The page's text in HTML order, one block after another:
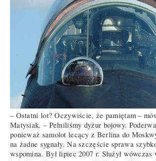
– Ostatni lot? Oczywiście, że pamiętam –
Matysiak. – Pełniliśmy dyżur bojowy.
ponieważ samolot lecący z Berlina do
na żadne sygnały. Na szczęście sprawa
wspomina. Był lipiec 2007 r. Służył wówczas